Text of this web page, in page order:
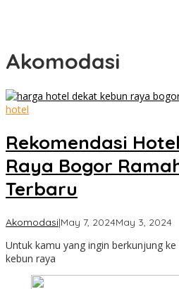
Akomodasi
hotel
Rekomendasi
Raya Bogor
Terbaru
Akomodasi|May 7, 2024May 3, 2024by
Untuk kamu yang ingin berkunjung
kebun raya